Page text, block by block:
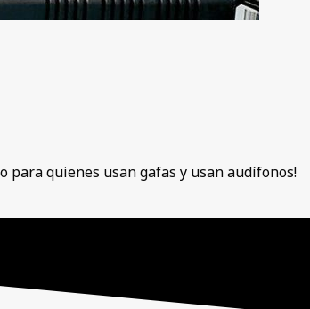
para quienes usan gafas y usan audífonos!